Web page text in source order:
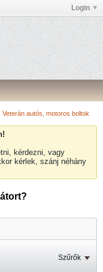
Login
Veterán autós, motoros boltok
kérdezni, vagy
kérlek, szánj néhány
Szűrők